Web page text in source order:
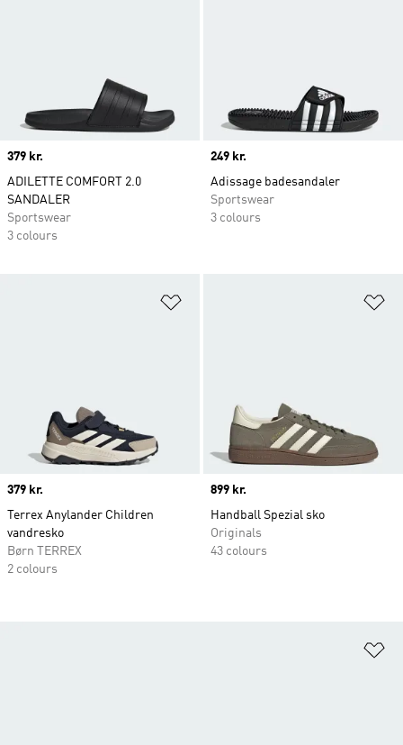
Price
379 kr.
ADILETTE COMFORT 2.0
SANDALER
Sportswear
3 colours
Price
249 kr.
Adissage badesandaler
Sportswear
3 colours
Price
379 kr.
Terrex Anylander Children
vandresko
Børn TERREX
2 colours
Price
899 kr.
Handball Spezial sko
Originals
43 colours